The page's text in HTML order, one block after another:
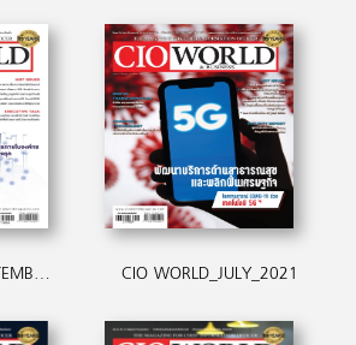
CIO WORLD_SEPTEMBER_2021 CIO WORLD_JULY_2021